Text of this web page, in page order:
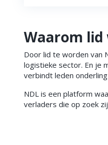
Waarom lid
Door lid te worden van
logistieke sector. En je
verbindt leden
NDL is een platform
verladers die op zoek